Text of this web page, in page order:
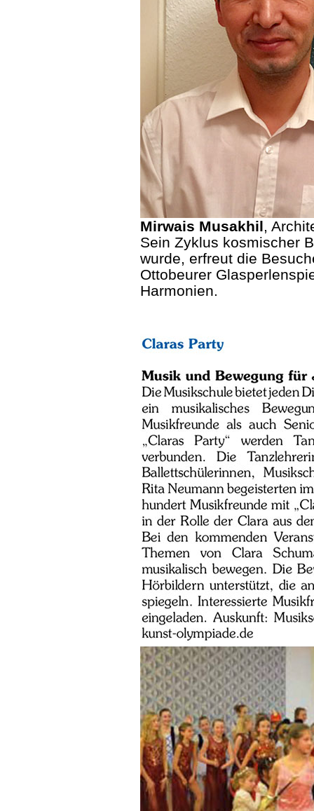
Mirwais Musakhil,
Sein Zyklus kosmischer
wurde, erfreut die
Ottobeurer
Harmonien.